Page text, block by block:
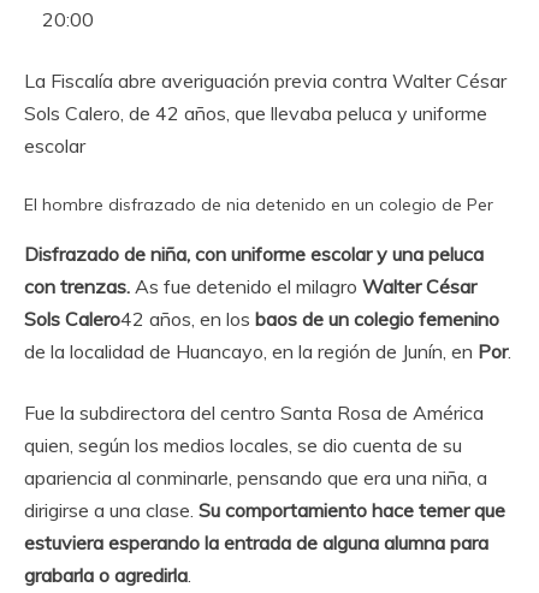
20:00
La Fiscalía abre averiguación previa contra Walter César
Sols Calero, de 42 años, que llevaba peluca y uniforme
escolar
El hombre disfrazado de nia detenido en un colegio de Per
Disfrazado de niña, con uniforme escolar y una peluca
con trenzas. As fue detenido el milagro Walter César
Sols Calero42 años, en los baos de un colegio femenino
de la localidad de Huancayo, en la región de Junín, en Por.
Fue la subdirectora del centro Santa Rosa de América
quien, según los medios locales, se dio cuenta de su
apariencia al conminarle, pensando que era una niña, a
dirigirse a una clase. Su comportamiento hace temer que
estuviera esperando la entrada de alguna alumna para
grabarla o agredirla.